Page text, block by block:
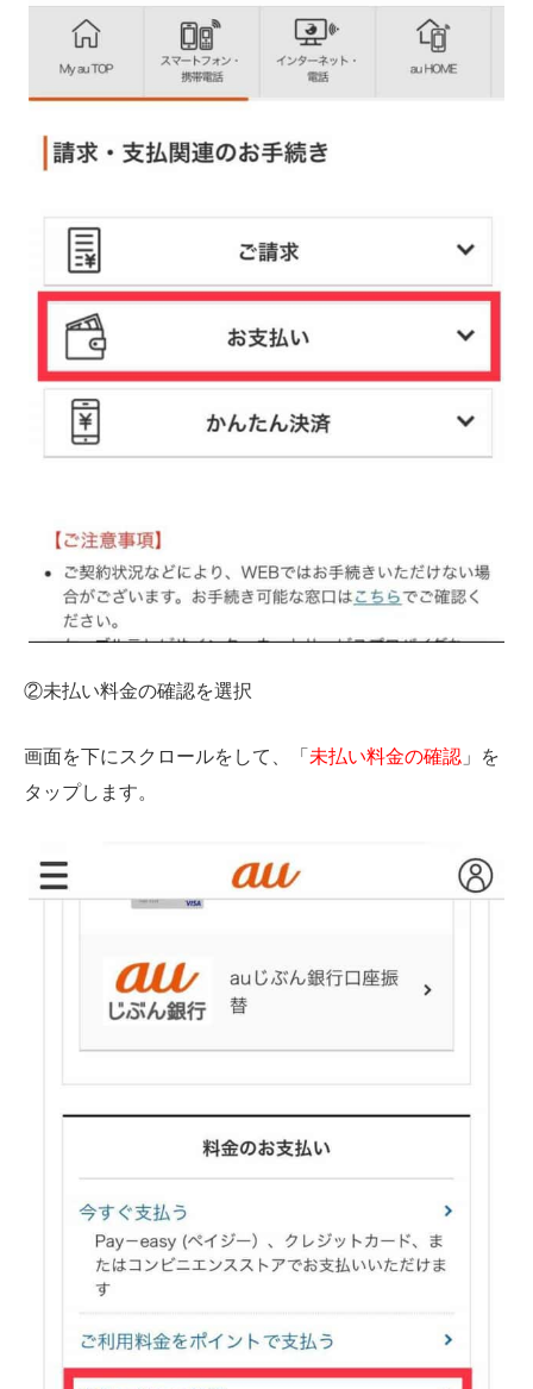
②未払い料金の確認を選択
画面を下にスクロールをして、「 未払い料金の確認 」を
タップします。